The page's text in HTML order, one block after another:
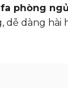
phòng ngủ
dễ dàng